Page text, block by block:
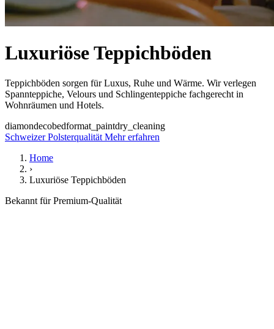
Luxuriöse Teppichböden
Teppichböden sorgen für Luxus, Ruhe und Wärme. Wir verlegen
Spannteppiche, Velours und Schlingenteppiche fachgerecht in
Wohnräumen und Hotels.
diamondecobedformat_paintdry_cleaning
Schweizer Polsterqualität Mehr erfahren
Home
›
Luxuriöse Teppichböden
Bekannt für Premium-Qualität